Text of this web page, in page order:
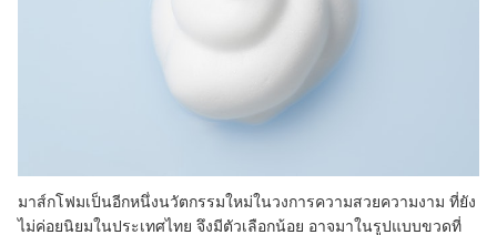
มาส์กโฟมเป็นอีกหนึ่งนวัตกรรมใหม่ในวงการความสวยความงาม ที่ยัง
ไม่ค่อยนิยมในประเทศไทย จึงมีตัวเลือกน้อย อาจมาในรูปแบบขวดที่